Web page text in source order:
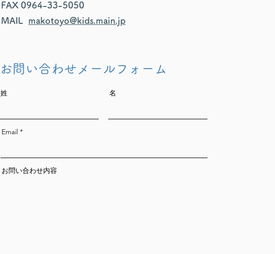
FAX 0964-33-5050
MAIL makotoyo@kids.main.jp
お問い合わせメールフォーム
姓 名
Email
お問い合わせ内容